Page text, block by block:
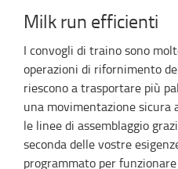
Milk run efficienti
I convogli di traino sono
operazioni di rifornimento
riescono a trasportare più
una movimentazione sicura
le linee di assemblaggio
seconda delle vostre
programmato per